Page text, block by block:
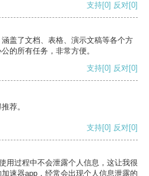
支持[0] 反对[0]
盖了文档、表格、演示文稿等各个方
的所有任务，非常方便。
支持[0] 反对[0]
荐。
支持[0] 反对[0]
用过程中不会泄露个人信息，这让我很
速器app，经常会出现个人信息泄露的